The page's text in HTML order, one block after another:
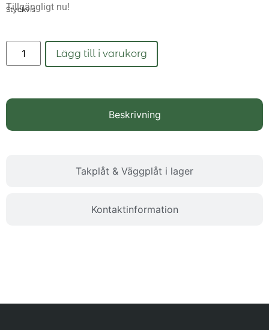
Tillgängligt nu!
Styckvis
Läs mer
Lägg till i varukorg
Beskrivning
Takplåt & Väggplåt i lager
Kontaktinformation